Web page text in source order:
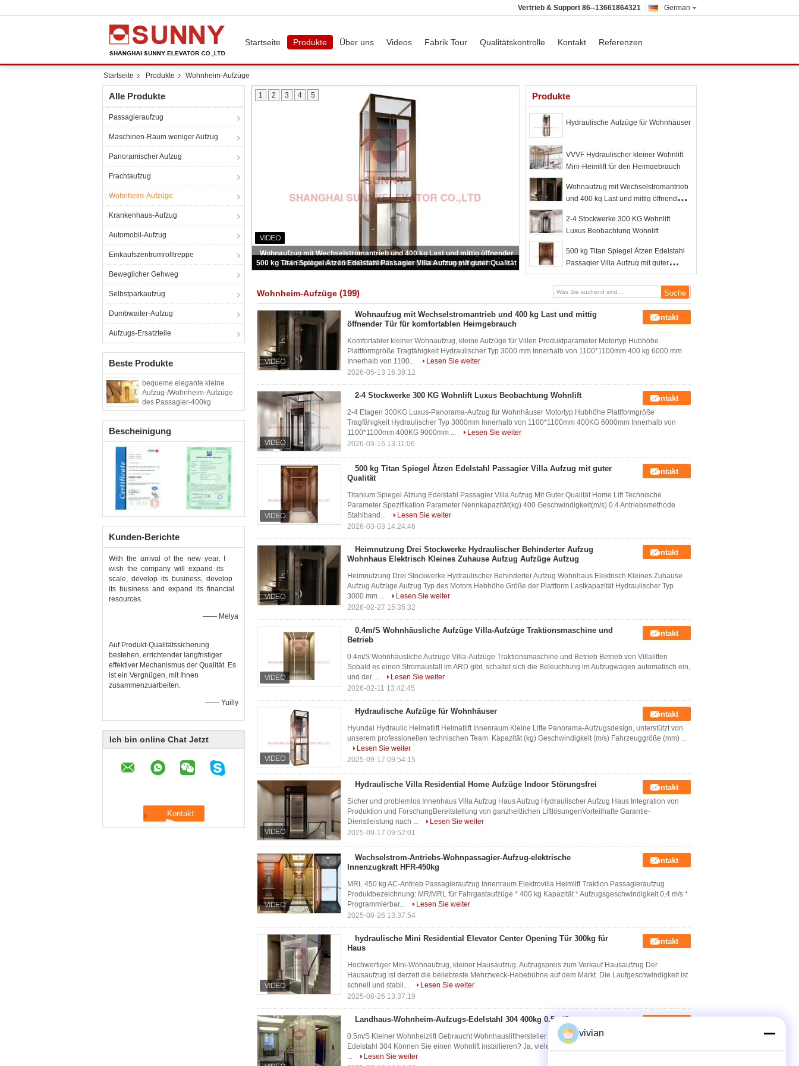
German
Vertrieb & Support 86--13661864321
Startseite Produkte Über uns Videos Fabrik Tour Qualitätskontrolle Kontakt Referenzen
Startseite Produkte Wohnheim-Aufzüge
Alle Produkte
Passagieraufzug
Maschinen-Raum weniger Aufzug
Panoramischer Aufzug
Frachtaufzug
Wohnheim-Aufzüge
Krankenhaus-Aufzug
Automobil-Aufzug
Einkaufszentrumrolltreppe
Beweglicher Gehweg
Selbstparkaufzug
Dumbwaiter-Aufzug
Aufzugs-Ersatzteile
Beste Produkte
bequeme elegante kleine
Aufzug-/Wohnheim-Aufzüge
des Passagier-400kg
Bescheinigung
Kunden-Berichte
With the arrival of the new year, I
wish the company will expand its
scale, develop its business, develop
its business and expand its financial
resources.
—— Melya
Auf Produkt-Qualitätssicherung
bestehen, errichtender langfristiger
effektiver Mechanismus der Qualität. Es
ist ein Vergnügen, mit Ihnen
zusammenzuarbeiten.
—— Yuilly
Ich bin online Chat Jetzt
Hydraulische Aufzüge für Wohnhäuser
1 2 3 4 5 Produkte
Hydraulische Aufzüge für Wohnhäuser
VVVF Hydraulischer kleiner Wohnlift
Mini-Heimlift für den Heimgebrauch
Wohnaufzug mit Wechselstromantrieb
und 400 kg Last und mittig öffnender
2-4 Stockwerke 300 KG Wohnlift
Luxus Beobachtung Wohnlift
500 kg Titan Spiegel Ätzen Edelstahl
Passagier Villa Aufzug mit guter
Qualität
Wohnheim-Aufzüge (199)
Wohnaufzug mit Wechselstromantrieb und 400 kg Last und mittig
öffnender Tür für komfortablen Heimgebrauch
Kontakt
Komfortabler kleiner Wohnaufzug, kleine Aufzüge für Villen Produktparameter Motortyp Hubhöhe
Plattformgröße Tragfähigkeit Hydraulischer Typ 3000 mm Innerhalb von 1100*1100mm 400 kg 6000 mm
Innerhalb von 1100...
Lesen Sie weiter
2026-05-13 16:39:12
2-4 Stockwerke 300 KG Wohnlift Luxus Beobachtung Wohnlift Kontakt
2-4 Etagen 300KG Luxus-Panorama-Aufzug für Wohnhäuser Motortyp Hubhöhe Plattformgröße
Tragfähigkeit Hydraulischer Typ 3000mm Innerhalb von 1100*1100mm 400KG 6000mm Innerhalb von
1100*1100mm 400KG 9000mm ...
Lesen Sie weiter
2026-03-16 13:11:06
500 kg Titan Spiegel Ätzen Edelstahl Passagier Villa Aufzug mit guter
Qualität
Kontakt
Titanium Spiegel Ätzung Edelstahl Passagier Villa Aufzug Mit Guter Qualität Home Lift Technische
Parameter Spezifikation Parameter Nennkapazität(kg) 400 Geschwindigkeit(m/s) 0.4 Antriebsmethode
Stahlband...
Lesen Sie weiter
2026-03-03 14:24:46
Heimnutzung Drei Stockwerke Hydraulischer Behinderter Aufzug
Wohnhaus Elektrisch Kleines Zuhause Aufzug Aufzüge Aufzug
Kontakt
Heimnutzung Drei Stockwerke Hydraulischer Behinderter Aufzug Wohnhaus Elektrisch Kleines Zuhause
Aufzug Aufzüge Aufzug Typ des Motors Hebhöhe Größe der Plattform Lastkapazität Hydraulischer Typ
3000 mm ...
Lesen Sie weiter
2026-02-27 15:35:32
0.4m/S Wohnhäusliche Aufzüge Villa-Aufzüge Traktionsmaschine und
Betrieb
Kontakt
0.4m/S Wohnhäusliche Aufzüge Villa-Aufzüge Traktionsmaschine und Betrieb Betrieb von Villaliften
Sobald es einen Stromausfall im ARD gibt, schaltet sich die Beleuchtung im Aufzugwagen automatisch ein,
und der ...
Lesen Sie weiter
2026-02-11 13:42:45
Hydraulische Aufzüge für Wohnhäuser Kontakt
Hyundai Hydraulic Heimatlift Heimatlift Innenraum Kleine Lifte Panorama-Aufzugsdesign, unterstützt von
unserem professionellen technischen Team. Kapazität (kg) Geschwindigkeit (m/s) Fahrzeuggröße (mm) ...
Lesen Sie weiter
2025-09-17 09:54:15
Hydraulische Villa Residential Home Aufzüge Indoor Störungsfrei Kontakt
Sicher und problemlos Innenhaus Villa Aufzug Haus Aufzug Hydraulischer Aufzug Haus Integration von
Produktion und ForschungBereitstellung von ganzheitlichen LiftlösungenVorteilhafte Garantie-
Dienstleistung nach ...
Lesen Sie weiter
2025-09-17 09:52:01
Wechselstrom-Antriebs-Wohnpassagier-Aufzug-elektrische
Innenzugkraft HFR-450kg
Kontakt
MRL 450 kg AC-Antrieb Passagieraufzug Innenraum Elektrovilla Heimlift Traktion Passagieraufzug
Produktbezeichnung: MR/MRL für Fahrgastaufzüge * 400 kg Kapazität * Aufzugsgeschwindigkeit 0,4 m/s *
Programmierbar...
Lesen Sie weiter
2025-08-26 13:37:54
hydraulische Mini Residential Elevator Center Opening Tür 300kg für
Haus
Kontakt
Hochwertiger Mini-Wohnaufzug, kleiner Hausaufzug, Aufzugspreis zum Verkauf Hausaufzug Der
Hausaufzug ist derzeit die beliebteste Mehrzweck-Hebebühne auf dem Markt. Die Laufgeschwindigkeit ist
schnell und stabil...
Lesen Sie weiter
2025-08-26 13:37:19
Landhaus-Wohnheim-Aufzugs-Edelstahl 304 400kg 0.5m/S
0.5m/S Kleiner Wohnheizlift Gebraucht Wohnhauslifthersteller 400 kg 0,5 m/S Villa Wohnhaus Aufzüge
Edelstahl 304 Können Sie einen Wohnlift installieren? Ja, viele Häuser unterstützen die Installation eines
...
Lesen Sie weiter
vivian